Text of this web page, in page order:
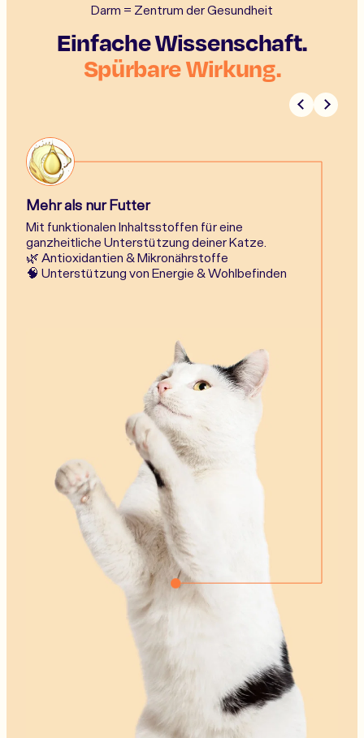
Darm = Zentrum der Gesundheit
Einfache Wissenschaft.
Spürbare Wirkung.
Mehr als nur Futter
Mit funktionalen Inhaltsstoffen für eine
ganzheitliche Unterstützung deiner Katze.
🌿 Antioxidantien & Mikronährstoffe
🧠 Unterstützung von Energie & Wohlbefinden